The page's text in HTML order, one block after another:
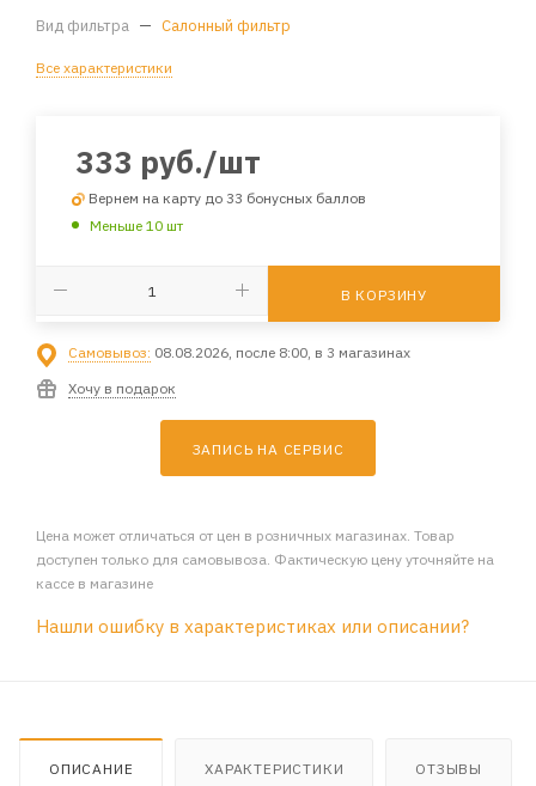
Вид фильтра — Салонный фильтр
Все характеристики
333 руб./шт
Вернем на карту до 33 бонусных баллов
Меньше 10 шт
В КОРЗИНУ
Самовывоз: 08.08.2026, после 8:00, в 3 магазинах
Хочу в подарок
ЗАПИСЬ НА СЕРВИС
Цена может отличаться от цен в розничных магазинах. Товар
доступен только для самовывоза. Фактическую цену уточняйте на
кассе в магазине
Нашли ошибку в характеристиках или описании?
ОПИСАНИЕ ХАРАКТЕРИСТИКИ ОТЗЫВЫ